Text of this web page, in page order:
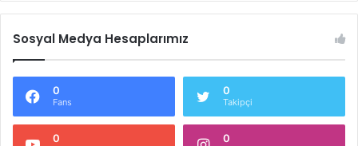
Sosyal Medya Hesaplarımız
0
Fans
0
Takipçi
0 0